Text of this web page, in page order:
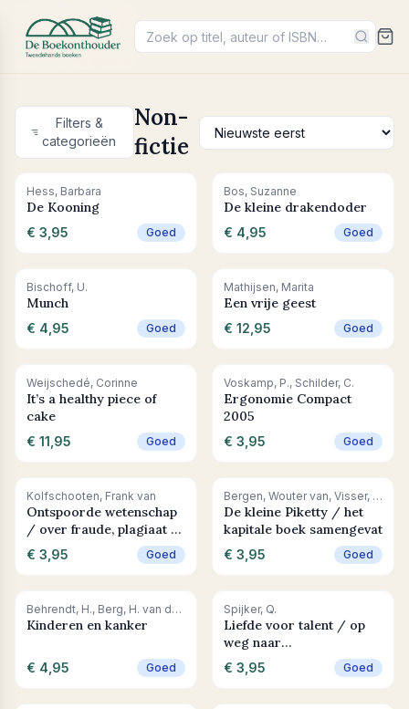
Filters &
categorieën
Non-
fictie
+ In winkelwagen
Hess, Barbara
De Kooning
€ 3,95 Goed
+ In winkelwagen
Bos, Suzanne
De kleine drakendoder
€ 4,95 Goed
+ In winkelwagen
Bischoff, U.
Munch
€ 4,95 Goed
+ In winkelwagen
Mathijsen, Marita
Een vrije geest
€ 12,95 Goed
+ In winkelwagen
Weijschedé, Corinne
It’s a healthy piece of
cake
€ 11,95 Goed
+ In winkelwagen
Voskamp, P., Schilder, C.
Ergonomie Compact
2005
€ 3,95 Goed
+ In winkelwagen
Kolfschooten, Frank van
Ontspoorde wetenschap
/ over fraude, plagiaat en
academische mores
€ 3,95 Goed
+ In winkelwagen Bergen, Wouter van, Visser, Martin
De kleine Piketty / het
kapitale boek samengevat
€ 3,95 Goed
+ In winkelwagen Behrendt, H., Berg, H. van den, Wetering, M.D. van den
Kinderen en kanker
€ 4,95 Goed
+ In winkelwagen
Spijker, Q.
Liefde voor talent / op
weg naar
bestemmingsgericht
ondernemen
€ 3,95 Goed